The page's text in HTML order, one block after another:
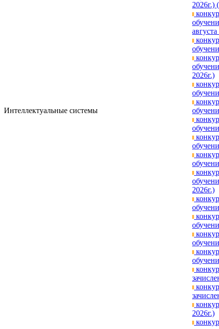
Интеллектуальные системы
2026г.)
2026г.)
2026г.)
2026г.)